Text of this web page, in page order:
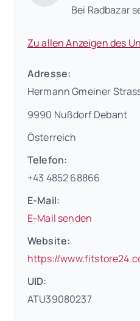
Bei Radbazar
Zu allen Anzeigen des
Adresse:
Hermann Gmeiner
9990 Nußdorf Debant
Österreich
Telefon:
+43 4852 68866
E-Mail:
E-Mail senden
Website:
https://
UID:
ATU39080237